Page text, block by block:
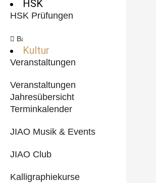
HSK
HSK Prüfungen
Back
Kultur
Veranstaltungen
Veranstaltungen
Jahresübersicht
Terminkalender
JIAO Musik & Events
JIAO Club
Kalligraphiekurse